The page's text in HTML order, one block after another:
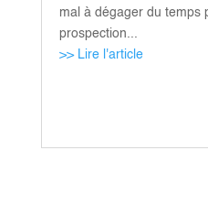
mal à dégager du temps
prospection...
>> Lire l'article